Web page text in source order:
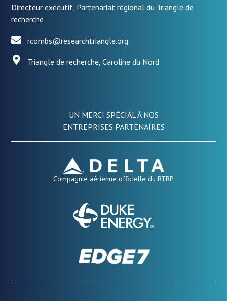
Directeur exécutif, Partenariat régional du Triangle de
recherche
rcombs@researchtriangle.org
Triangle de recherche, Caroline du Nord
UN MERCI SPÉCIAL À NOS
ENTREPRISES PARTENAIRES
Compagnie aérienne officielle du RTRP